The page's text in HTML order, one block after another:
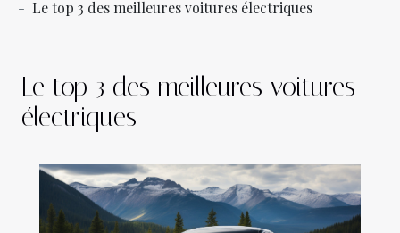
Le top 3 des meilleures voitures électriques
Le top 3 des meilleures voitures
électriques